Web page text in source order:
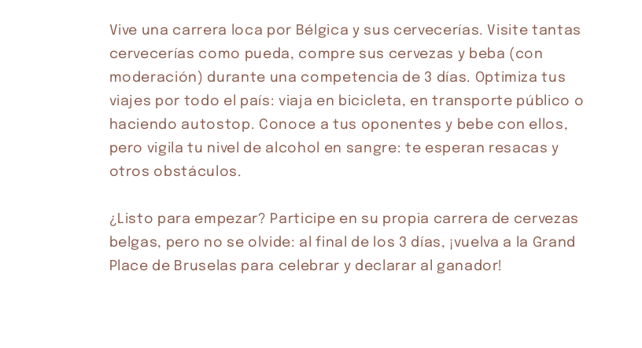
Vive una carrera loca por Bélgica y sus cervecerías. Visite tantas
cervecerías como pueda, compre sus cervezas y beba (con
moderación) durante una competencia de 3 días. Optimiza tus
viajes por todo el país: viaja en bicicleta, en transporte público o
haciendo autostop. Conoce a tus oponentes y bebe con ellos,
pero vigila tu nivel de alcohol en sangre: te esperan resacas y
otros obstáculos.
¿Listo para empezar? Participe en su propia carrera de cervezas
belgas, pero no se olvide: al final de los 3 días, ¡vuelva a la Grand
Place de Bruselas para celebrar y declarar al ganador!
elige pagar con
En tu cuenta de Mercado Pago,elige la
y confirma.
con saldo disponible, débito u
Crédito sujeto a aprobación.
¿Tienes dudas? Consulta nuestraAyuda.